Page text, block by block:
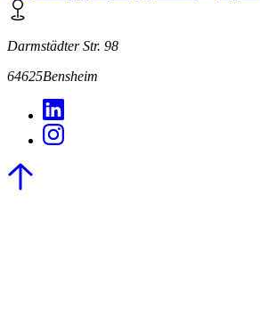
Darmstädter Str. 98
64625Bensheim